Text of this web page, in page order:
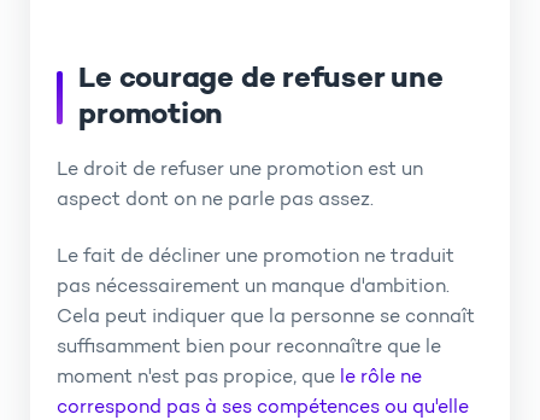
Le courage de refuser une
promotion
Le droit de refuser une promotion est un
aspect dont on ne parle pas assez.
Le fait de décliner une promotion ne traduit
pas nécessairement un manque d'ambition.
Cela peut indiquer que la personne se connaît
suffisamment bien pour reconnaître que le
moment n'est pas propice, que le rôle ne
correspond pas à ses compétences ou qu'elle